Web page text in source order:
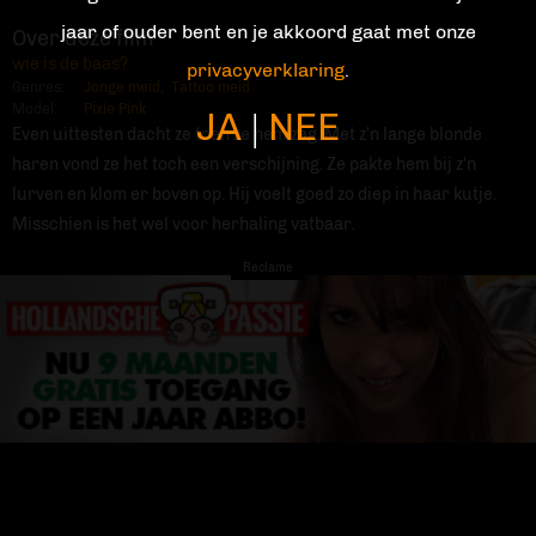
jaar of ouder bent en je akkoord gaat met onze
privacyverklaring.
JA|NEE
Over deze film
wie is de baas?
Even uittesten dacht ze toen ze hem zag. Met z'n lange blonde
haren vond ze het toch een verschijning. Ze pakte hem bij z'n
lurven en klom er boven op. Hij voelt goed zo diep in haar kutje.
Misschien is het wel voor herhaling vatbaar.
Jonge meid , Tattoo meid
Pixie Pink
Reclame